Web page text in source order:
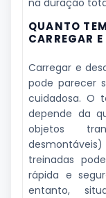
na duração
QUANTO
CARREGAR
Carregar e
pode parecer
cuidadosa. O
depende da
objetos
desmontáveis)
treinadas
rápida e
entanto,